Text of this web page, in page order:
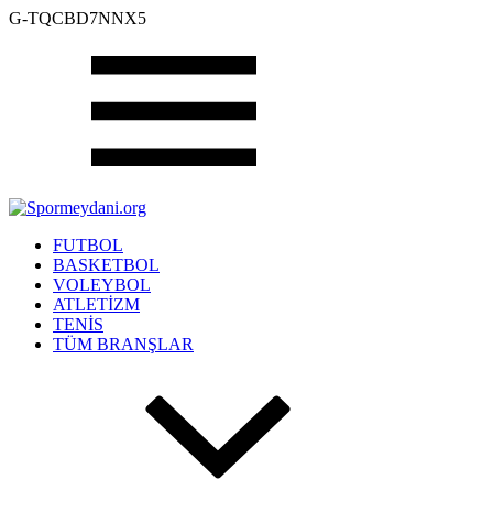
G-TQCBD7NNX5
FUTBOL
BASKETBOL
VOLEYBOL
ATLETİZM
TENİS
TÜM BRANŞLAR